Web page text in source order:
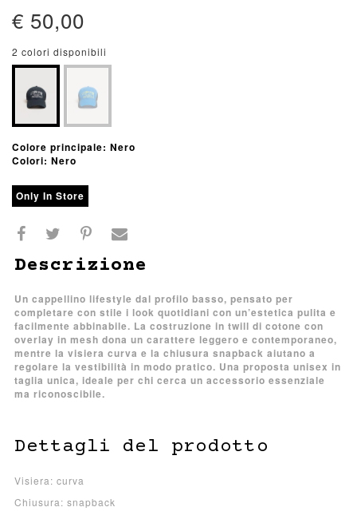
€ 50,00
2 colori disponibili
Colore principale: Nero
Colori: Nero
Only In Store
Descrizione
Un cappellino lifestyle dal profilo basso, pensato per
completare con stile i look quotidiani con un’estetica pulita e
facilmente abbinabile. La costruzione in twill di cotone con
overlay in mesh dona un carattere leggero e contemporaneo,
mentre la visiera curva e la chiusura snapback aiutano a
regolare la vestibilità in modo pratico. Una proposta unisex in
taglia unica, ideale per chi cerca un accessorio essenziale
ma riconoscibile.
Dettagli del prodotto
Visiera: curva
Chiusura: snapback